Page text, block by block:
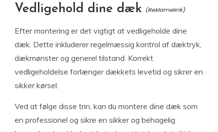
Vedligehold dine dæk
Efter montering er det vigtigt at vedligeholde dine
dæk. Dette inkluderer regelmæssig kontrol af dæktryk,
dækmønster og generel tilstand. Korrekt
vedligeholdelse forlænger dækkets levetid og sikrer en
sikker kørsel.
Ved at følge disse trin, kan du montere dine dæk som
en professionel og sikre en sikker og behagelig